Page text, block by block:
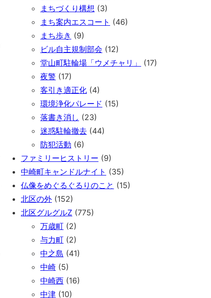
まちづくり構想 (3)
まち案内エスコート (46)
まち歩き (9)
ビル自主規制部会 (12)
堂山町駐輪場「ウメチャリ」
(17)
夜警 (17)
客引き適正化 (4)
環境浄化パレード (15)
落書き消し (23)
迷惑駐輪撤去 (44)
防犯活動 (6)
ファミリーヒストリー (9)
中崎町キャンドルナイト (35)
仏像をめぐるぐるりのこと (15)
北区の外 (152)
北区グルグルZ (775)
万歳町 (2)
与力町 (2)
中之島 (41)
中崎 (5)
中崎西 (16)
中津 (10)